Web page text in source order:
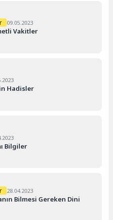
09.05.2023
Vakitler
Hadisler
Bilgiler
28.04.2023
Bilmesi Gereken Dini